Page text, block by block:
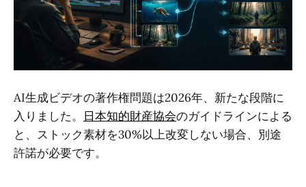
AI生成ビデオの著作権問題は2026年、新たな段階に
入りました。 日本知的財産協会のガイドラインによる
と、ストック素材を30%以上改変しない場合、別途
許諾が必要です。